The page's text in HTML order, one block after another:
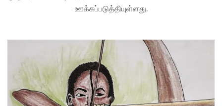
ஊக்கப்படுத்தியுள்ளது.